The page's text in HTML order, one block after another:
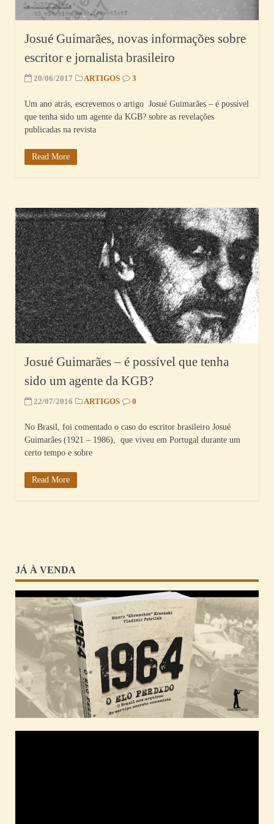
Josué Guimarães, novas informações sobre
escritor e jornalista brasileiro
20/06/2017 ARTIGOS 3
Um ano atrás, escrevemos o artigo Josué Guimarães – é possível
que tenha sido um agente da KGB? sobre as revelações
publicadas na revista
Read More
Josué Guimarães – é possível que tenha
sido um agente da KGB?
22/07/2016 ARTIGOS 0
No Brasil, foi comentado o caso do escritor brasileiro Josué
Guimarães (1921 – 1986), que viveu em Portugal durante um
certo tempo e sobre
Read More
JÁ À VENDA